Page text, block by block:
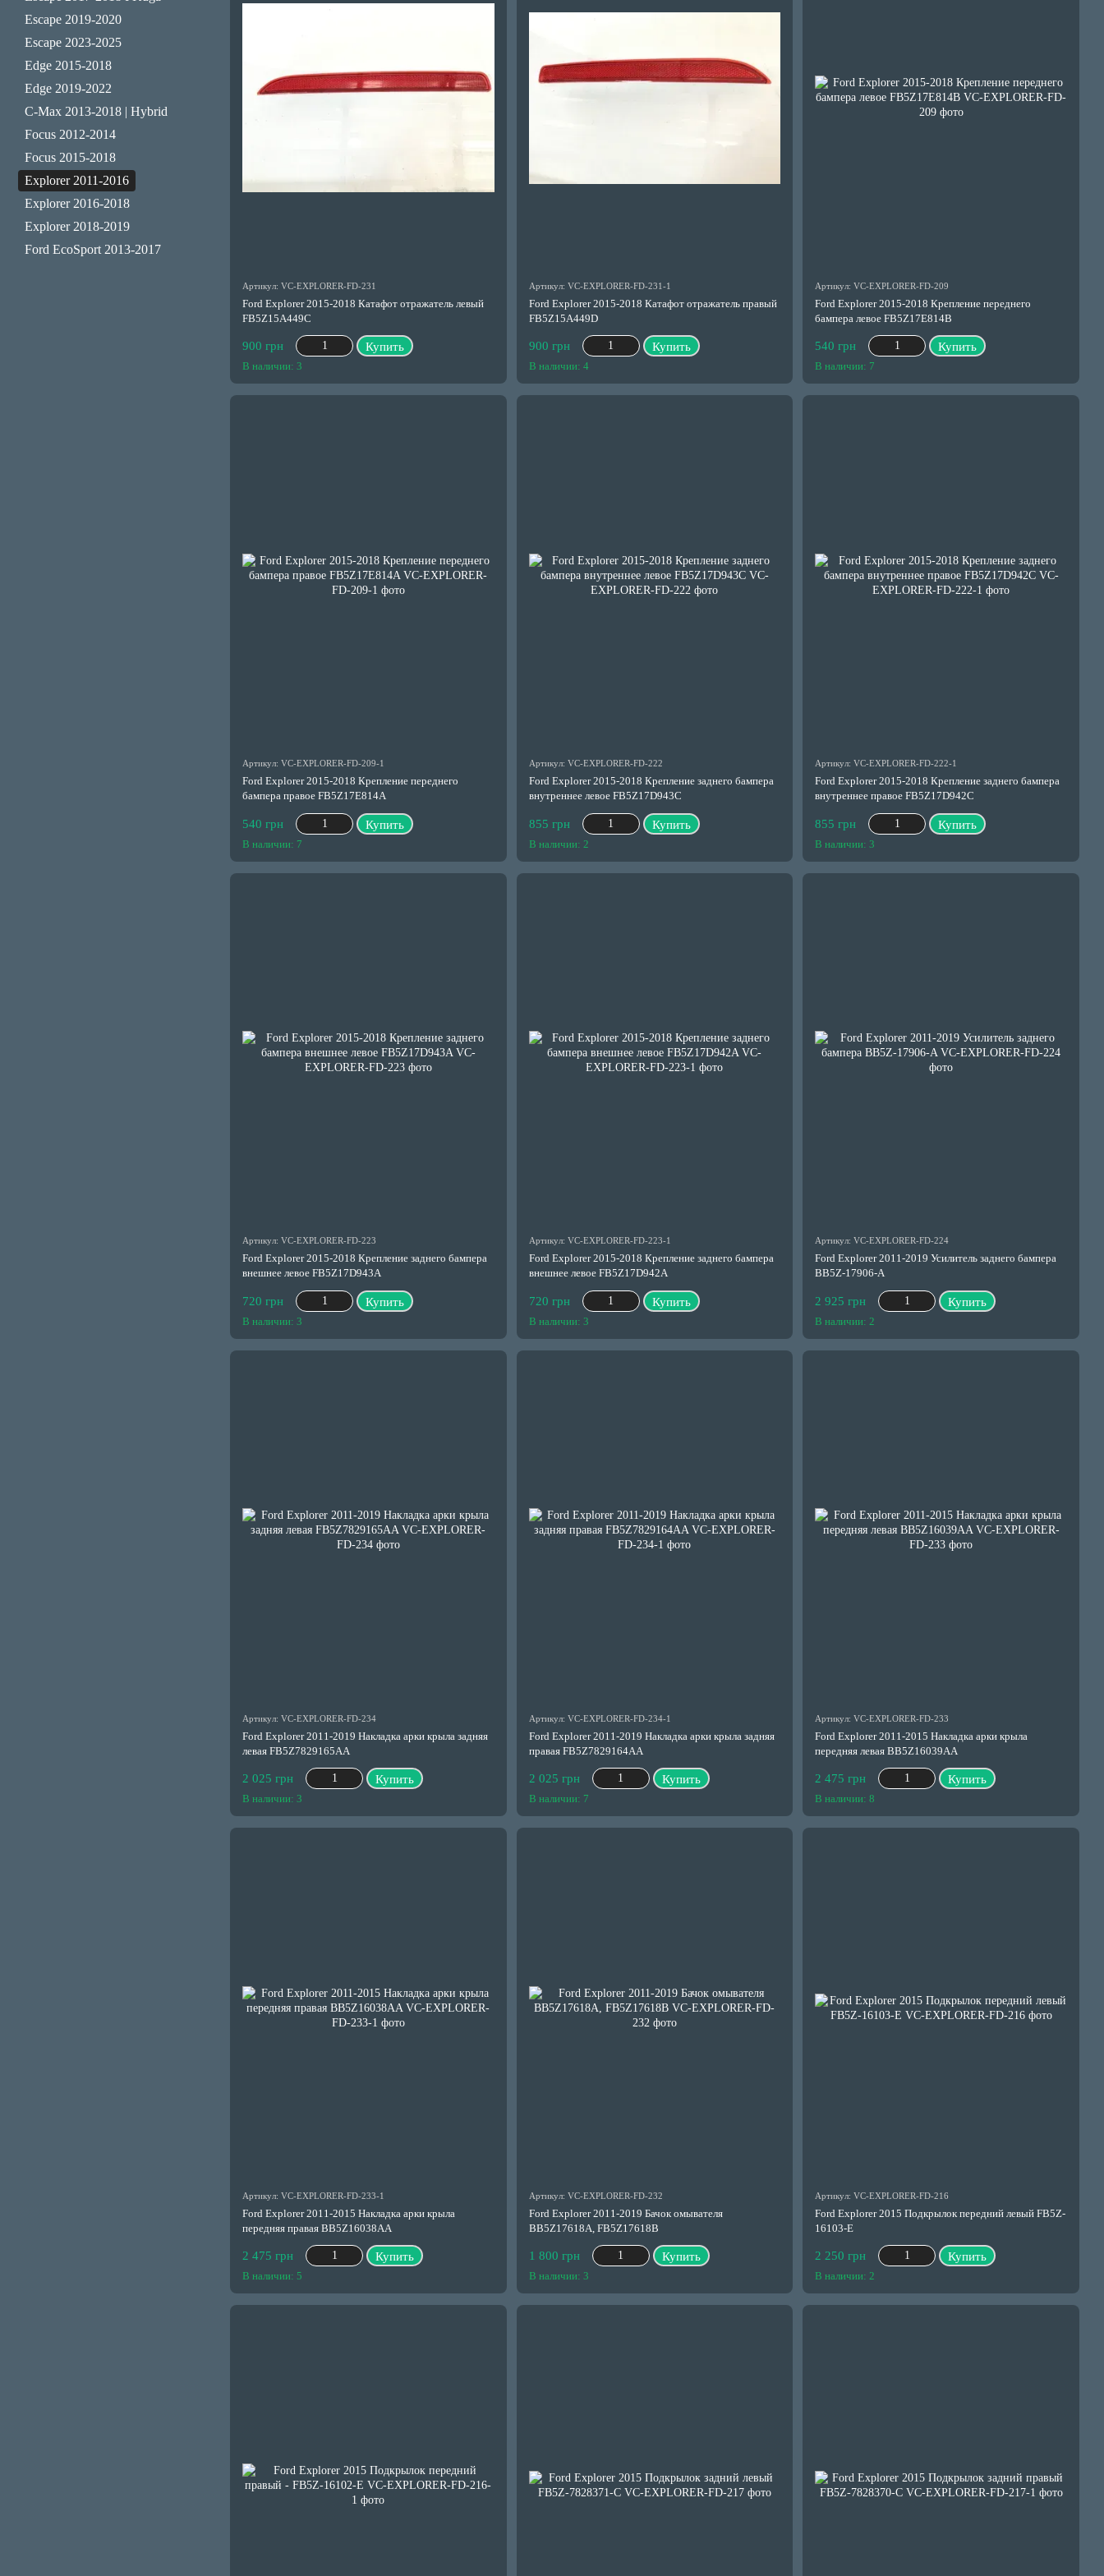
Артикул: VC-EXPLORER-FD-231
Ford Explorer 2015-2018 Катафот отражатель левый
FB5Z15A449C
900 грн Купить
В наличии: 3
Артикул: VC-EXPLORER-FD-231-1
Ford Explorer 2015-2018 Катафот отражатель правый
FB5Z15A449D
900 грн Купить
В наличии: 4
Артикул: VC-EXPLORER-FD-209
Ford Explorer 2015-2018 Крепление переднего
бампера левое FB5Z17E814B
540 грн Купить
В наличии: 7
Артикул: VC-EXPLORER-FD-209-1
Ford Explorer 2015-2018 Крепление переднего
бампера правое FB5Z17E814A
540 грн Купить
В наличии: 7
Артикул: VC-EXPLORER-FD-222
Ford Explorer 2015-2018 Крепление заднего бампера
внутреннее левое FB5Z17D943C
855 грн Купить
В наличии: 2
Артикул: VC-EXPLORER-FD-222-1
Ford Explorer 2015-2018 Крепление заднего бампера
внутреннее правое FB5Z17D942C
855 грн Купить
В наличии: 3
Артикул: VC-EXPLORER-FD-223
Ford Explorer 2015-2018 Крепление заднего бампера
внешнее левое FB5Z17D943A
720 грн Купить
В наличии: 3
Артикул: VC-EXPLORER-FD-223-1
Ford Explorer 2015-2018 Крепление заднего бампера
внешнее левое FB5Z17D942A
720 грн Купить
В наличии: 3
Артикул: VC-EXPLORER-FD-224
Ford Explorer 2011-2019 Усилитель заднего бампера
BB5Z-17906-A
2 925 грн Купить
В наличии: 2
Артикул: VC-EXPLORER-FD-234
Ford Explorer 2011-2019 Накладка арки крыла задняя
левая FB5Z7829165AA
2 025 грн Купить
В наличии: 3
Артикул: VC-EXPLORER-FD-234-1
Ford Explorer 2011-2019 Накладка арки крыла задняя
правая FB5Z7829164AA
2 025 грн Купить
В наличии: 7
Артикул: VC-EXPLORER-FD-233
Ford Explorer 2011-2015 Накладка арки крыла
передняя левая BB5Z16039AA
2 475 грн Купить
В наличии: 8
Артикул: VC-EXPLORER-FD-233-1
Ford Explorer 2011-2015 Накладка арки крыла
передняя правая BB5Z16038AA
2 475 грн Купить
В наличии: 5
Артикул: VC-EXPLORER-FD-232
Ford Explorer 2011-2019 Бачок омывателя
BB5Z17618A, FB5Z17618B
1 800 грн Купить
В наличии: 3
Артикул: VC-EXPLORER-FD-216
Ford Explorer 2015 Подкрылок передний левый FB5Z-
16103-E
2 250 грн Купить
В наличии: 2
Escape 2019-2020
Escape 2023-2025
Edge 2015-2018
Edge 2019-2022
C-Max 2013-2018 | Hybrid
Focus 2012-2014
Focus 2015-2018
Explorer 2011-2016
Explorer 2016-2018
Explorer 2018-2019
Ford EcoSport 2013-2017